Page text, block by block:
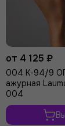
от 4 125 ₽
004 К-94/9
ажурная
004